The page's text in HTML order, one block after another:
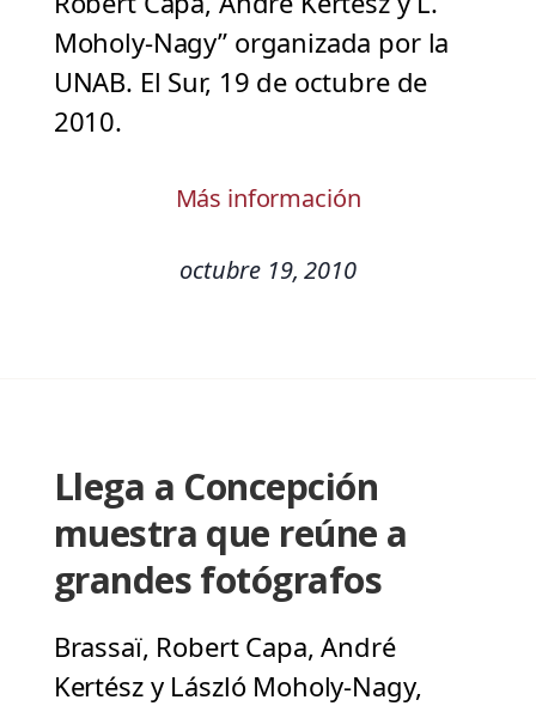
Moholy-Nagy” organizada por la
UNAB. El Sur, 19 de octubre de
2010.
Más información
octubre 19, 2010
Llega a Concepción
muestra que reúne a
grandes fotógrafos
Brassaï, Robert Capa, André
Kertész y László Moholy-Nagy,